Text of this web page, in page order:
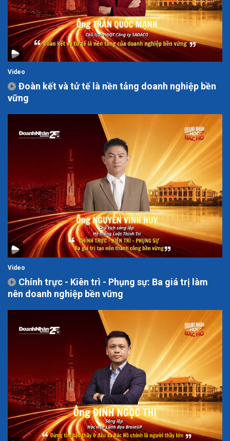
Video
Đoàn kết và tử tế là nền tảng doanh nghiệp bền
vững
Video
Chính trực - Kiên trì - Phụng sự: Ba giá trị làm
nên doanh nghiệp bền vững